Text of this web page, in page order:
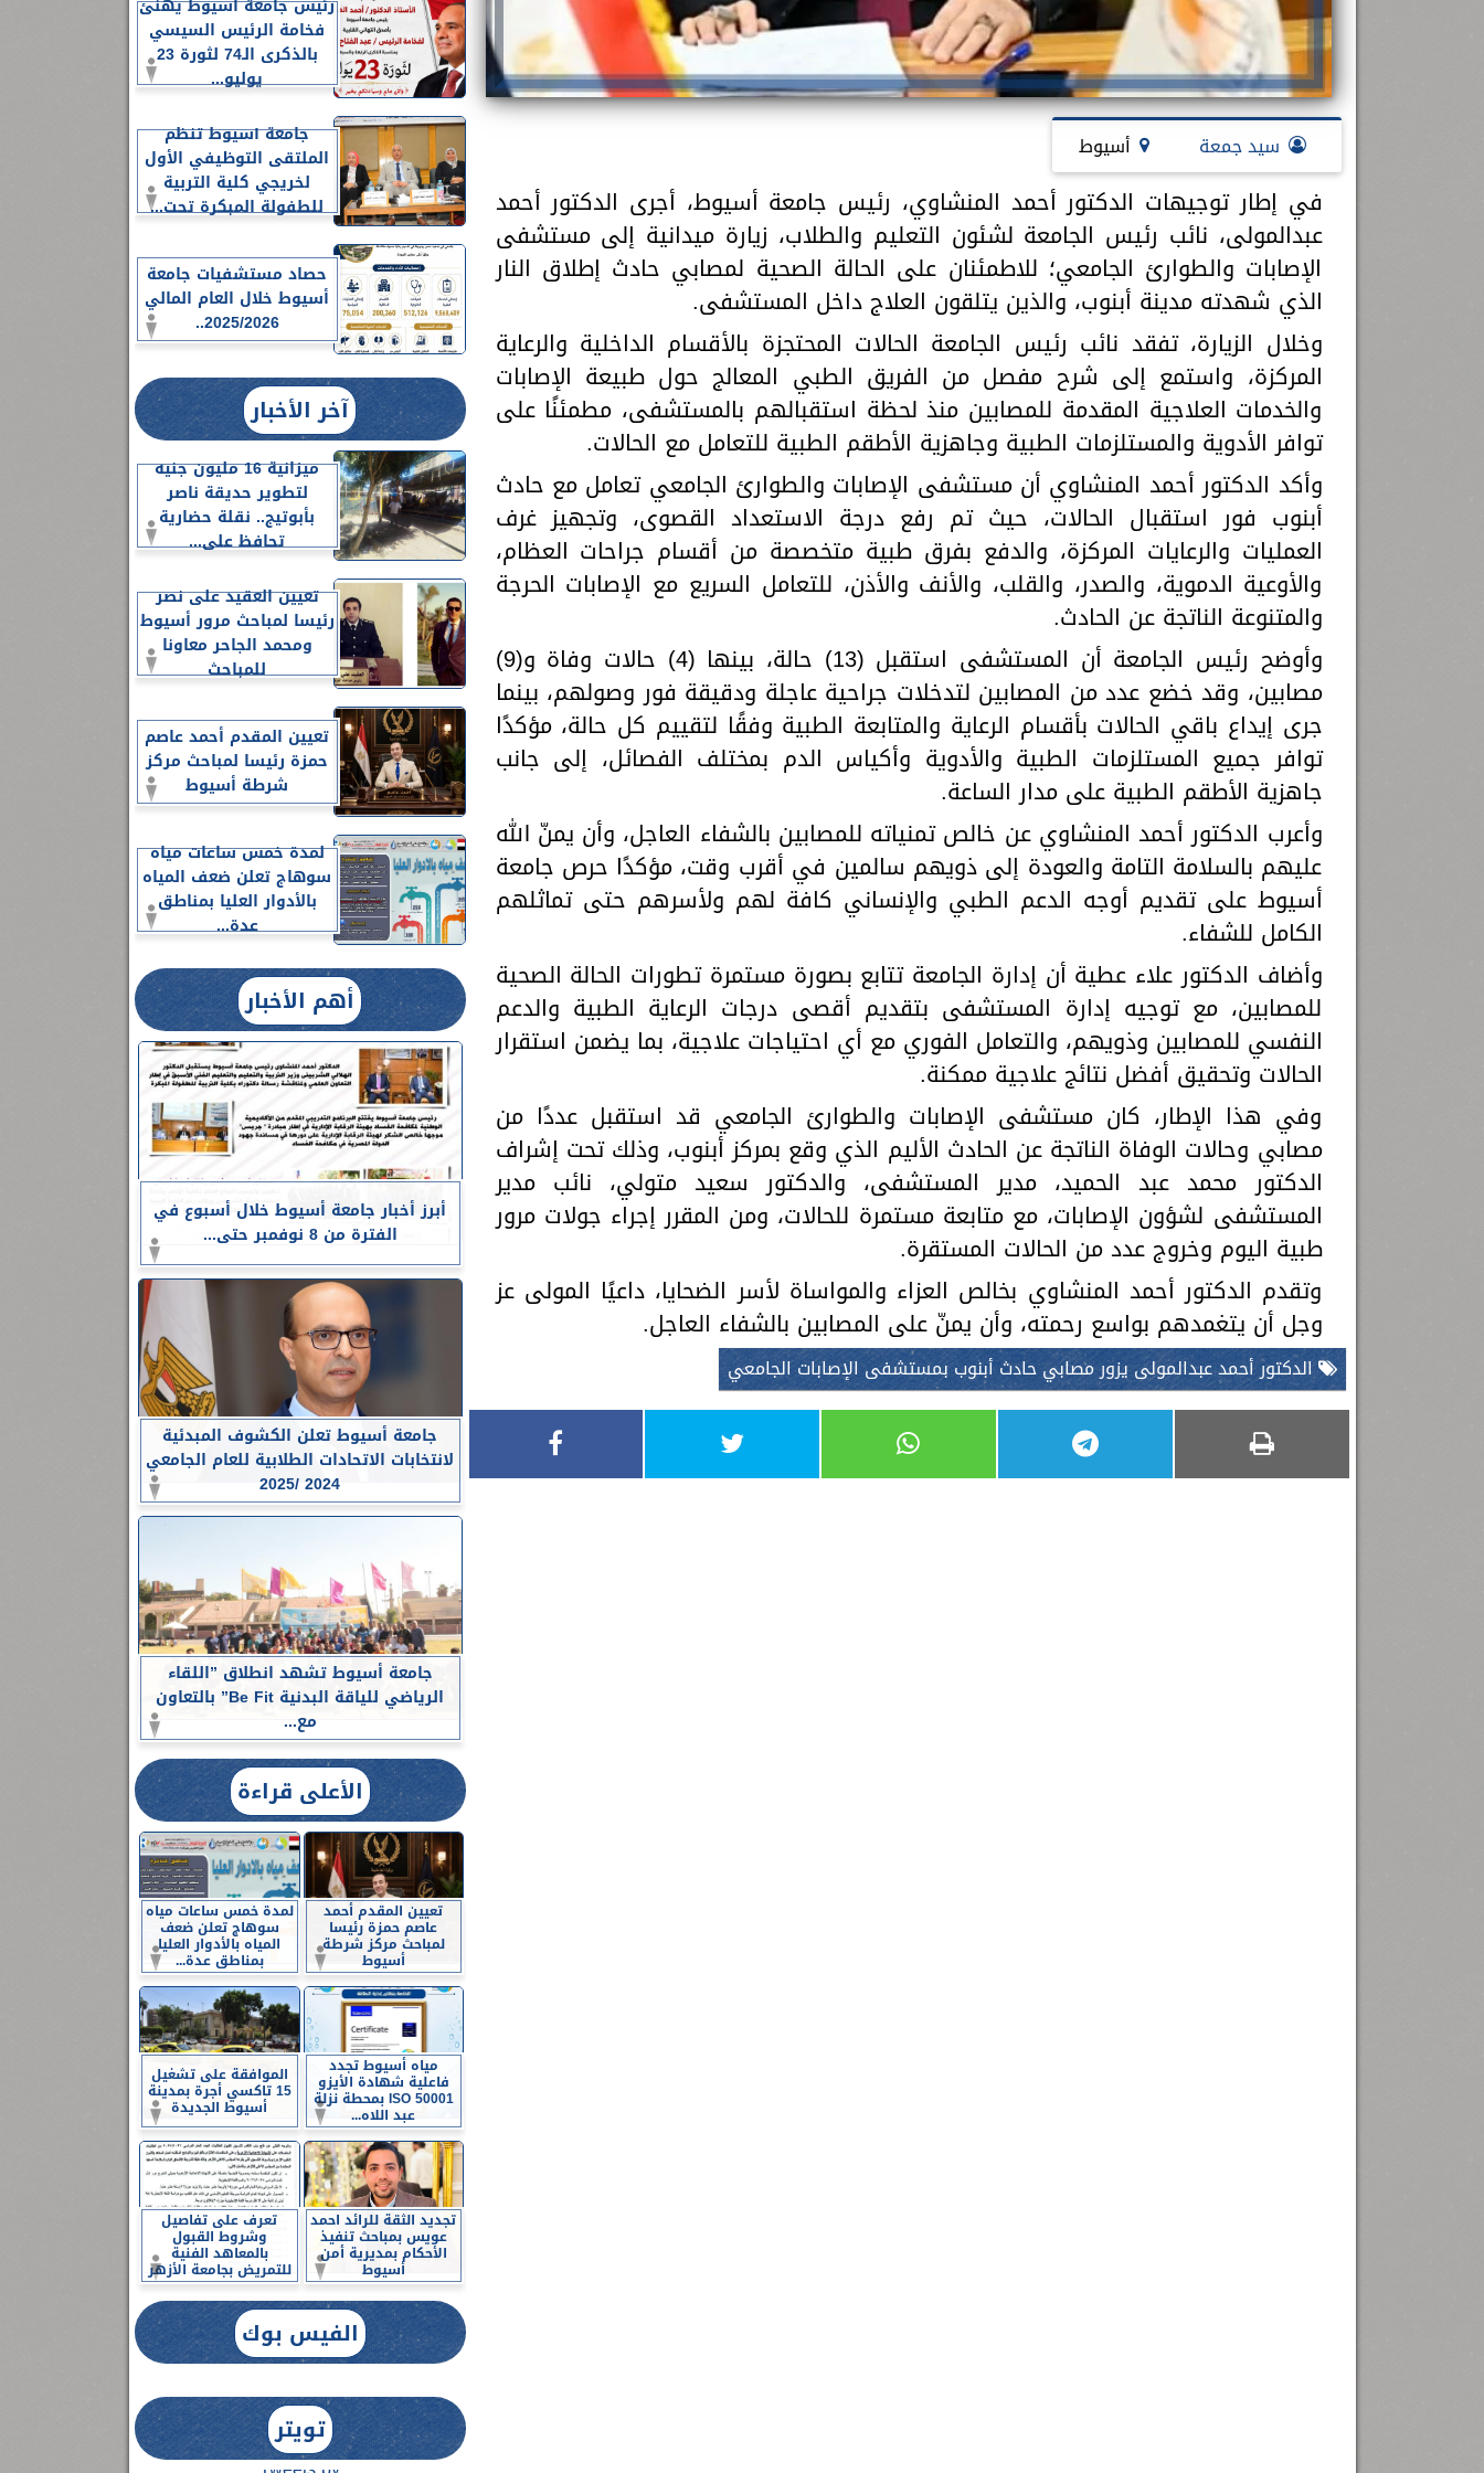
سيد جمعة أسيوط
في إطار توجيهات الدكتور أحمد المنشاوي، رئيس جامعة أسيوط، أجرى الدكتور أحمد
عبدالمولى، نائب رئيس الجامعة لشئون التعليم والطلاب، زيارة ميدانية إلى مستشفى
الإصابات والطوارئ الجامعي؛ للاطمئنان على الحالة الصحية لمصابي حادث إطلاق النار
الذي شهدته مدينة أبنوب، والذين يتلقون العلاج داخل المستشفى.
وخلال الزيارة، تفقد نائب رئيس الجامعة الحالات المحتجزة بالأقسام الداخلية والرعاية
المركزة، واستمع إلى شرح مفصل من الفريق الطبي المعالج حول طبيعة الإصابات
والخدمات العلاجية المقدمة للمصابين منذ لحظة استقبالهم بالمستشفى، مطمئنًا على
توافر الأدوية والمستلزمات الطبية وجاهزية الأطقم الطبية للتعامل مع الحالات.
وأكد الدكتور أحمد المنشاوي أن مستشفى الإصابات والطوارئ الجامعي تعامل مع حادث
أبنوب فور استقبال الحالات، حيث تم رفع درجة الاستعداد القصوى، وتجهيز غرف
العمليات والرعايات المركزة، والدفع بفرق طبية متخصصة من أقسام جراحات العظام،
والأوعية الدموية، والصدر، والقلب، والأنف والأذن، للتعامل السريع مع الإصابات الحرجة
والمتنوعة الناتجة عن الحادث.
وأوضح رئيس الجامعة أن المستشفى استقبل (13) حالة، بينها (4) حالات وفاة و(9)
مصابين، وقد خضع عدد من المصابين لتدخلات جراحية عاجلة ودقيقة فور وصولهم، بينما
جرى إيداع باقي الحالات بأقسام الرعاية والمتابعة الطبية وفقًا لتقييم كل حالة، مؤكدًا
توافر جميع المستلزمات الطبية والأدوية وأكياس الدم بمختلف الفصائل، إلى جانب
جاهزية الأطقم الطبية على مدار الساعة.
وأعرب الدكتور أحمد المنشاوي عن خالص تمنياته للمصابين بالشفاء العاجل، وأن يمنّ الله
عليهم بالسلامة التامة والعودة إلى ذويهم سالمين في أقرب وقت، مؤكدًا حرص جامعة
أسيوط على تقديم أوجه الدعم الطبي والإنساني كافة لهم ولأسرهم حتى تماثلهم
الكامل للشفاء.
وأضاف الدكتور علاء عطية أن إدارة الجامعة تتابع بصورة مستمرة تطورات الحالة الصحية
للمصابين، مع توجيه إدارة المستشفى بتقديم أقصى درجات الرعاية الطبية والدعم
النفسي للمصابين وذويهم، والتعامل الفوري مع أي احتياجات علاجية، بما يضمن استقرار
الحالات وتحقيق أفضل نتائج علاجية ممكنة.
وفي هذا الإطار، كان مستشفى الإصابات والطوارئ الجامعي قد استقبل عددًا من
مصابي وحالات الوفاة الناتجة عن الحادث الأليم الذي وقع بمركز أبنوب، وذلك تحت إشراف
الدكتور محمد عبد الحميد، مدير المستشفى، والدكتور سعيد متولي، نائب مدير
المستشفى لشؤون الإصابات، مع متابعة مستمرة للحالات، ومن المقرر إجراء جولات مرور
طبية اليوم وخروج عدد من الحالات المستقرة.
وتقدم الدكتور أحمد المنشاوي بخالص العزاء والمواساة لأسر الضحايا، داعيًا المولى عز
وجل أن يتغمدهم بواسع رحمته، وأن يمنّ على المصابين بالشفاء العاجل.
الدكتور أحمد عبدالمولى يزور مصابي حادث أبنوب بمستشفى الإصابات الجامعي
رئيس جامعة أسيوط يهنئ
فخامة الرئيس السيسي
بالذكرى الـ74 لثورة 23
يوليو...
جامعة أسيوط تنظم
الملتقى التوظيفي الأول
لخريجي كلية التربية
للطفولة المبكرة تحت...
حصاد مستشفيات جامعة
أسيوط خلال العام المالي
2025/2026..
آخر الأخبار
ميزانية 16 مليون جنيه
لتطوير حديقة ناصر
بأبوتيج.. نقلة حضارية
تحافظ على...
تعيين العقيد على نصر
رئيسا لمباحث مرور أسيوط
ومحمد الجاحر معاونا
للمباحث
تعيين المقدم أحمد عاصم
حمزة رئيسا لمباحث مركز
شرطة أسيوط
لمدة خمس ساعات مياه
سوهاج تعلن ضعف المياه
بالأدوار العليا بمناطق
عدة...
أهم الأخبار
أبرز أخبار جامعة أسيوط خلال أسبوع في
الفترة من 8 نوفمبر حتى...
جامعة أسيوط تعلن الكشوف المبدئية
لانتخابات الاتحادات الطلابية للعام الجامعي
2024 /2025
جامعة أسيوط تشهد انطلاق ”اللقاء
الرياضي للياقة البدنية Be Fit” بالتعاون
مع...
الأعلى قراءة
تعيين المقدم أحمد
عاصم حمزة رئيسا
لمباحث مركز شرطة
أسيوط
لمدة خمس ساعات مياه
سوهاج تعلن ضعف
المياه بالأدوار العليا
بمناطق عدة...
مياه أسيوط تجدد
فاعلية شهادة الأيزو
ISO 50001 بمحطة نزلة
عبد اللاه...
الموافقة على تشغيل
15 تاكسي أجرة بمدينة
أسيوط الجديدة
تجديد الثقة للرائد احمد
عويس بمباحث تنفيذ
الأحكام بمديرية أمن
أسيوط
تعرف على تفاصيل
وشروط القبول
بالمعاهد الفنية
للتمريض بجامعة الأزهر
الفيس بوك
تويتر